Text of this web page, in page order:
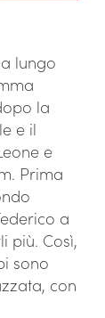
lungo
la
e il
e
Prima
a
più. Così,
sono
con